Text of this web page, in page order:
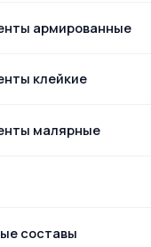
армированные
клейкие
малярные
составы